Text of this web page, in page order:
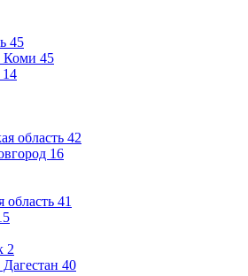
45
Коми 45
14
область 42
16
область 41
2
40